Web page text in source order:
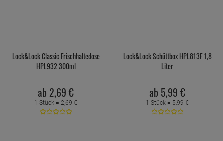
Lock&Lock Classic Frischhaltedose
HPL932 300ml
ab 2,69 €
1 Stück = 2,69 €
Lock&Lock Schüttbox HPL813F 1,8
Liter
ab 5,99 €
1 Stück = 5,99 €